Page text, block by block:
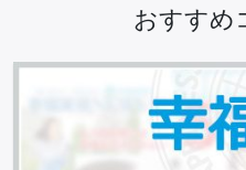
おすすめ